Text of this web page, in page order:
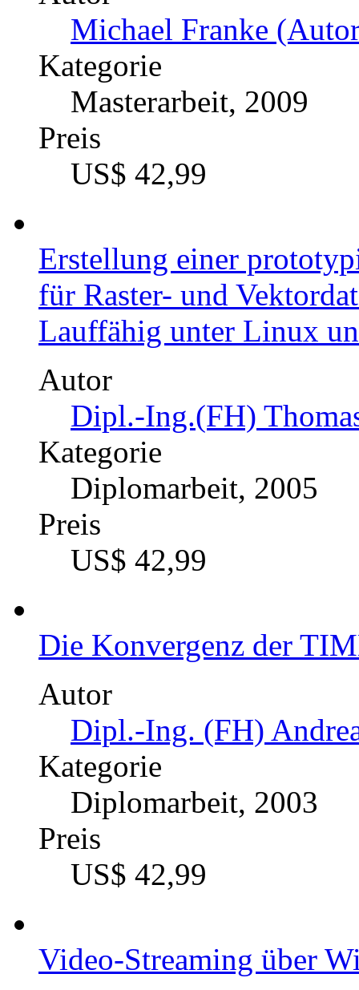
Michael Franke
Kategorie
Masterarbeit, 2009
Preis
US$ 42,99
Erstellung einer
für Raster- und
Lauffähig unter Linux
Autor
Dipl.-Ing.(FH)
Kategorie
Diplomarbeit, 2005
Preis
US$ 42,99
Die Konvergenz der
Autor
Dipl.-Ing. (FH)
Kategorie
Diplomarbeit, 2003
Preis
US$ 42,99
Video-Streaming über